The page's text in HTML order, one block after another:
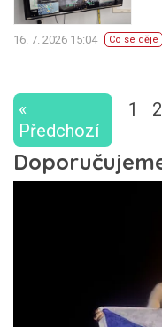
16. 7. 2026 15:04 Co se děje
«
Předchozí
1 2